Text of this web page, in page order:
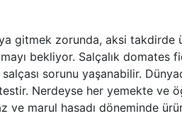
gitmek zorunda, aksi takdirde
bekliyor. Salçalık domates
sorunu yaşanabilir.
Nerdeyse her yemekte ve
ve marul hasadı döneminde